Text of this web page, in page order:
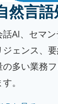
然言
話AI、セマ
ジェンス、
の多い業務
。